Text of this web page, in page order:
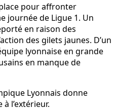
pour affronter
journée de Ligue 1. Un
en raison des
des gilets jaunes. D’un
lyonnaise en grande
en manque de
Lyonnais donne
à l’extérieur.